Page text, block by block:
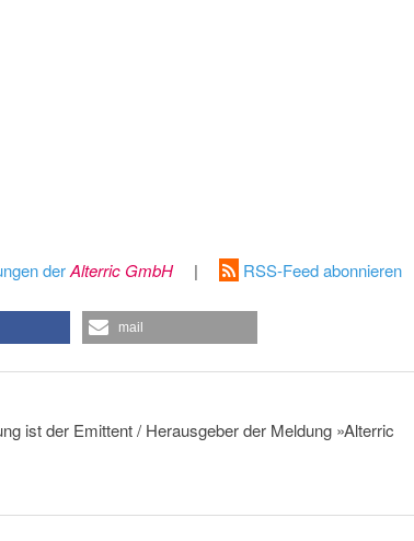
derAlterric GmbH | RSS-Feed abonnieren
mail
ist der Emittent / Herausgeber der Meldung »Alterric